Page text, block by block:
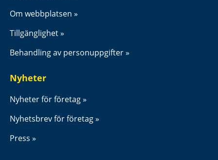
Om webbplatsen
Tillgänglighet
Behandling av personuppgifter
Nyheter
Nyheter för företag
Nyhetsbrev för företag
Press